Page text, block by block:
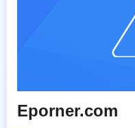
Eporner.com